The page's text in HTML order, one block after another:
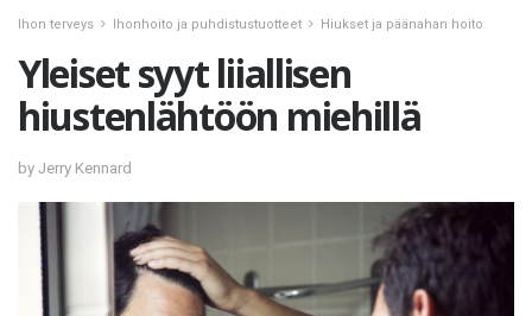
Ihon terveys Ihonhoito ja puhdistustuotteet Hiukset ja päänahan hoito
Yleiset syyt liiallisen
hiustenlähtöön miehillä
by Jerry Kennard